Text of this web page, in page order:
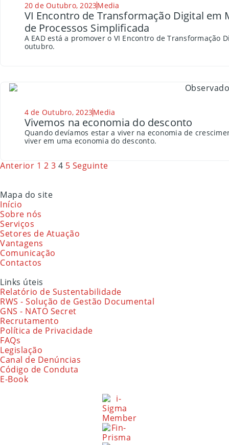
20 de Outubro, 2023Media
VI Encontro de Transformação Digital em
de Processos Simplificada
A EAD está a promover o VI Encontro de Transformação
outubro.
4 de Outubro, 2023Media
Vivemos na economia do desconto
Quando devíamos estar a viver na economia de
viver em uma economia do desconto.
Anterior 1 2 3 4 5 Seguinte
Mapa do site
Início
Sobre nós
Serviços
Setores de Atuação
Vantagens
Comunicação
Contactos
Links úteis
Relatório de Sustentabilidade
RWS - Solução de Gestão Documental
GNS - NATO Secret
Recrutamento
Política de Privacidade
FAQs
Legislação
Canal de Denúncias
Código de Conduta
E-Book